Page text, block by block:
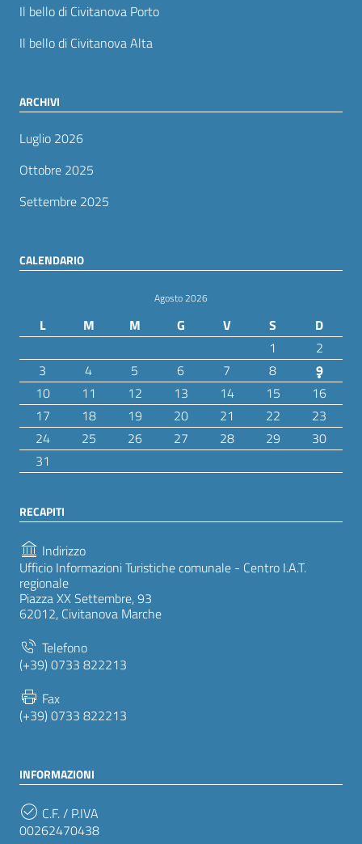
Il bello di Civitanova Porto
Il bello di Civitanova Alta
ARCHIVI
Luglio 2026
Ottobre 2025
Settembre 2025
CALENDARIO
Agosto 2026
L M M G V S
D
1
2
3
4 5 6 7 8
9
10
11 12 13 14 15
16
17
18 19 20 21 22
23
24
25 26 27 28 29
30
31
RECAPITI
Indirizzo
Ufficio Informazioni Turistiche comunale - Centro I.A.T.
regionale
Piazza XX Settembre, 93
62012, Civitanova Marche
Telefono
(+39) 0733 822213
Fax
(+39) 0733 822213
INFORMAZIONI
C.F. / P.IVA
00262470438